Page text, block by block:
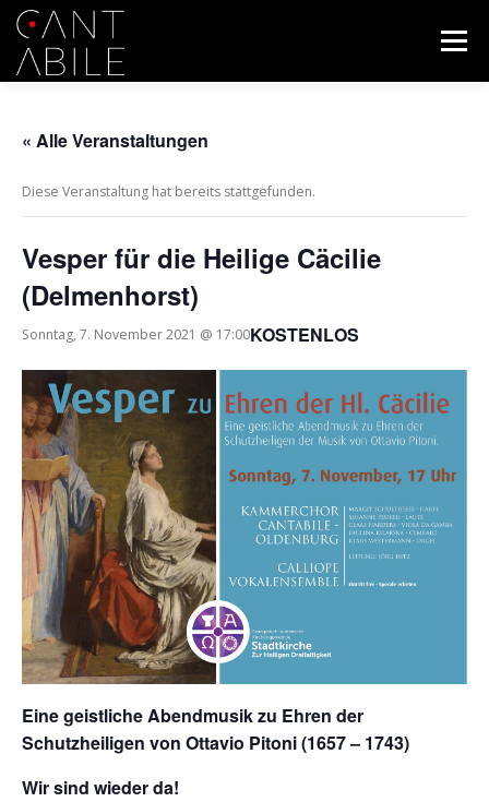
Zum
Inhalt
springen
Menü
DATENSCHUTZERKLÄRUNG
« Alle Veranstaltungen
Diese Veranstaltung hat bereits stattgefunden.
Vesper für die Heilige Cäcilie
(Delmenhorst)
Sonntag, 7. November 2021 @ 17:00KOSTENLOS
Eine geistliche Abendmusik zu Ehren der
Schutzheiligen von Ottavio Pitoni (1657 – 1743)
Wir sind wieder da!